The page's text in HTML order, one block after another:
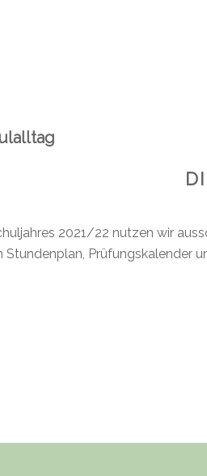
2021/22 nutzen wir
Stundenplan, Prüfungskalender